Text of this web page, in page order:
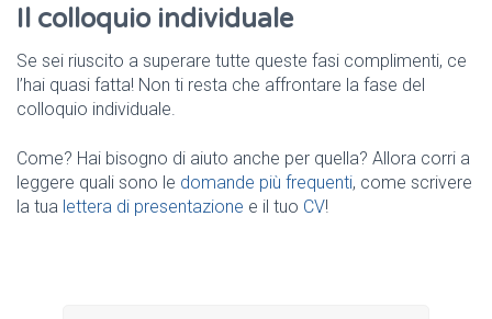
Il colloquio individuale
Se sei riuscito a superare tutte queste fasi complimenti, ce
l’hai quasi fatta! Non ti resta che affrontare la fase del
colloquio individuale.
Come? Hai bisogno di aiuto anche per quella? Allora corri a
leggere quali sono le domande più frequenti, come scrivere
la tua lettera di presentazione e il tuo CV!